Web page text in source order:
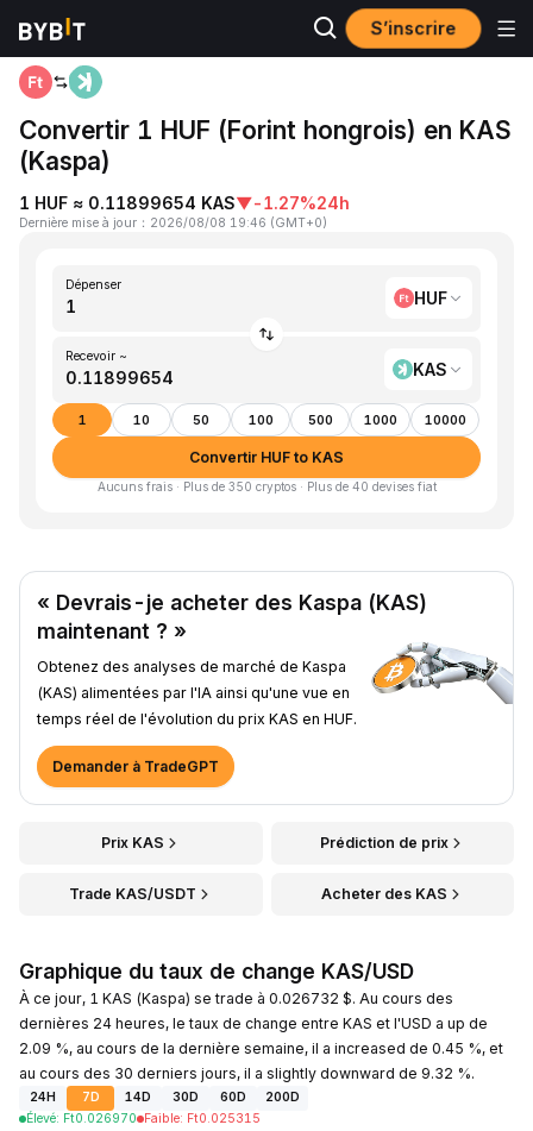
S’inscrire
Accueil
Convertir 1 HUF (Forint hongrois) en KAS
(Kaspa)
1 HUF ≈ 0.11899654 KAS▼-1.27%24h
Dernière mise à jour ： 2026/08/08 19:46 (GMT+0)
Dépenser
HUF
Recevoir ~
KAS
1 10 50 100 500 1000 10000
Convertir HUF to KAS
Aucuns frais · Plus de 350 cryptos · Plus de 40 devises fiat
« Devrais-je acheter des Kaspa (KAS)
maintenant ? »
Obtenez des analyses de marché de Kaspa
(KAS) alimentées par l'IA ainsi qu'une vue en
temps réel de l'évolution du prix KAS en HUF.
Demander à TradeGPT
Prix KAS Prédiction de prix
Trade KAS/USDT Acheter des KAS
Graphique du taux de change KAS/USD
À ce jour, 1 KAS (Kaspa) se trade à 0.026732 $. Au cours des
dernières 24 heures, le taux de change entre KAS et l'USD a up de
2.09 %, au cours de la dernière semaine, il a increased de 0.45 %, et
au cours des 30 derniers jours, il a slightly downward de 9.32 %.
24H 7D 14D 30D 60D
200D
Élevé: Ft0.026970 Faible: Ft0.025315